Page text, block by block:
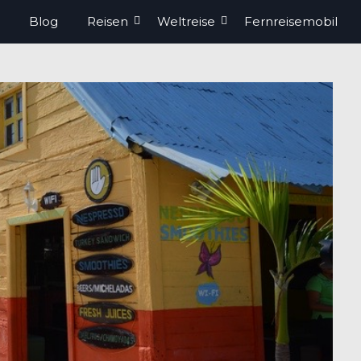
Blog Reisen Weltreise Fernreisemobil